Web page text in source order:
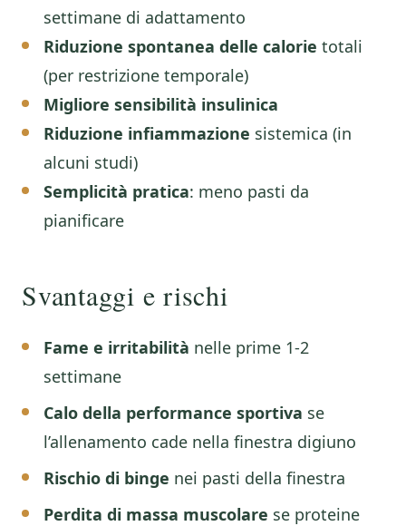
settimane di adattamento
Riduzione spontanea delle calorie totali
(per restrizione temporale)
Migliore sensibilità insulinica
Riduzione infiammazione sistemica (in
alcuni studi)
Semplicità pratica: meno pasti da
pianificare
Svantaggi e rischi
Fame e irritabilità nelle prime 1-2
settimane
Calo della performance sportiva se
l’allenamento cade nella finestra digiuno
Rischio di binge nei pasti della finestra
Perdita di massa muscolare se proteine